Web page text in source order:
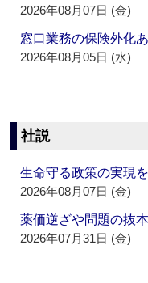
2026年08月07日 (金)
窓口業務の保険外化
2026年08月05日 (水)
社説
生命守る政策の実現
2026年08月07日 (金)
薬価逆ざや問題の抜
2026年07月31日 (金)